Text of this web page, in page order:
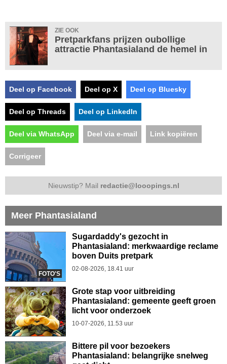
ZIE OOK
Pretparkfans prijzen oubollige
attractie Phantasialand de hemel in
Deel op Facebook Deel op X Deel op Bluesky
Deel op Threads Deel op LinkedIn
Deel via WhatsApp Deel via e-mail Link kopiëren
Corrigeer
Nieuwstip? Mail redactie@looopings.nl
Meer Phantasialand
FOTO'S
Sugardaddy's gezocht in
Phantasialand: merkwaardige reclame
boven Duits pretpark
02-08-2026, 18.41 uur
Grote stap voor uitbreiding
Phantasialand: gemeente geeft groen
licht voor onderzoek
10-07-2026, 11.53 uur
Bittere pil voor bezoekers
Phantasialand: belangrijke snelweg